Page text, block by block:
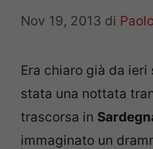
Nov 19, 2013 di
Era chiaro già da ieri
stata una nottata
trascorsa in
immaginato un